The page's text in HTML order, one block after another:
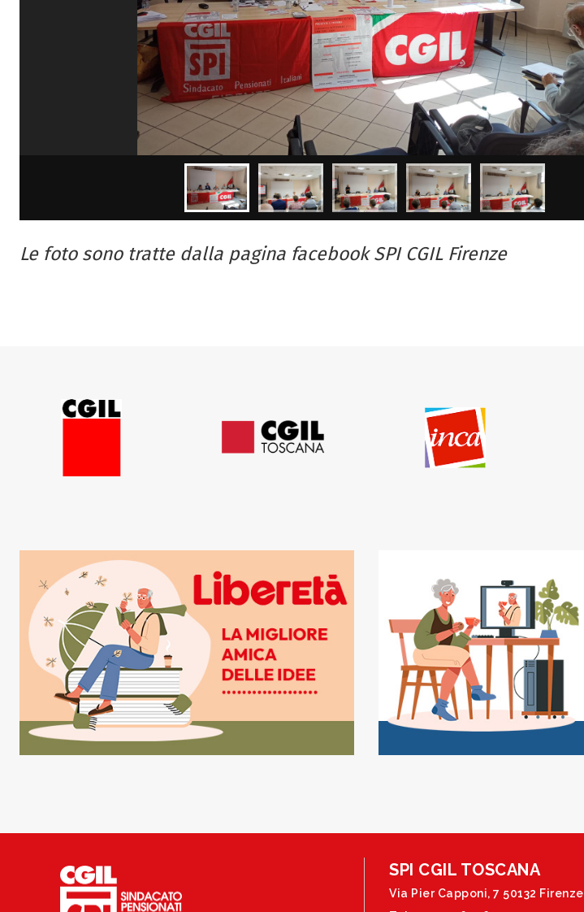
Le foto sono tratte dalla pagina facebook SPI CGIL Firenze
SPI CGIL TOSCANA
Via Pier Capponi, 7 50132 Firenze